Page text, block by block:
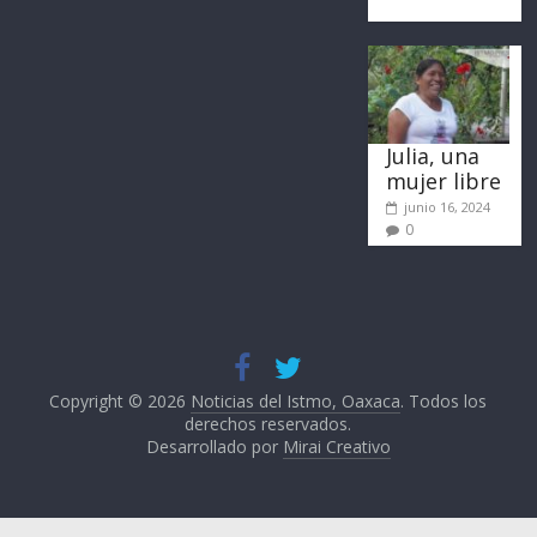
Julia, una
mujer libre
junio 16, 2024
0
Copyright © 2026 Noticias del Istmo, Oaxaca. Todos los
derechos reservados.
Desarrollado por Mirai Creativo